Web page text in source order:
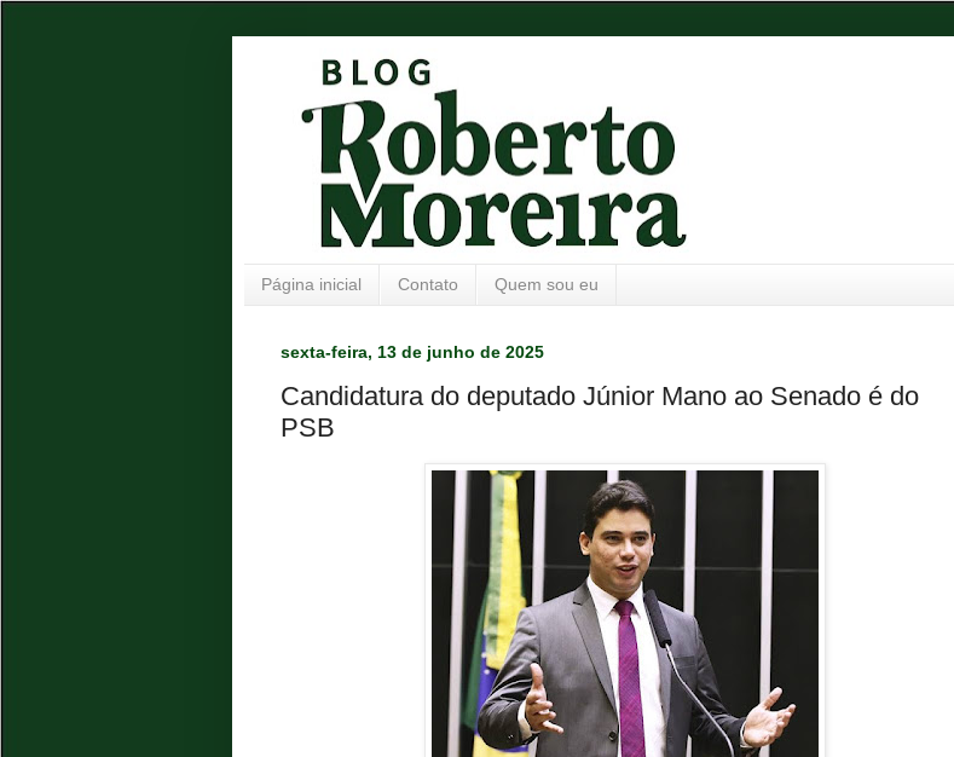
Página inicial Contato Quem sou eu
sexta-feira, 13 de junho de 2025
Candidatura do deputado Júnior Mano ao Senado é do
PSB